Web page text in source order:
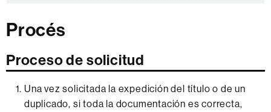
Sociología
Procés
Proceso de solicitud
Una vez solicitada la expedición del título o de un
duplicado, si toda la documentación es correcta,